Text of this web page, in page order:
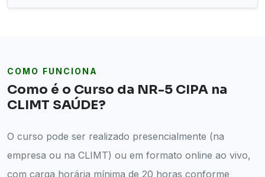
COMO FUNCIONA
Como é o Curso da NR-5 CIPA na
CLIMT SAÚDE?
O curso pode ser realizado presencialmente (na
empresa ou na CLIMT) ou em formato online ao vivo,
com carga horária mínima de 20 horas conforme